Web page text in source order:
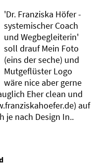
'Dr. Franziska Höfer -
systemischer Coach
und Wegbegleiterin'
soll drauf Mein Foto
(eins der seche) und
Mutgeflüster Logo
wäre nice aber gerne
Eher clean und
auf
je nach Design In..